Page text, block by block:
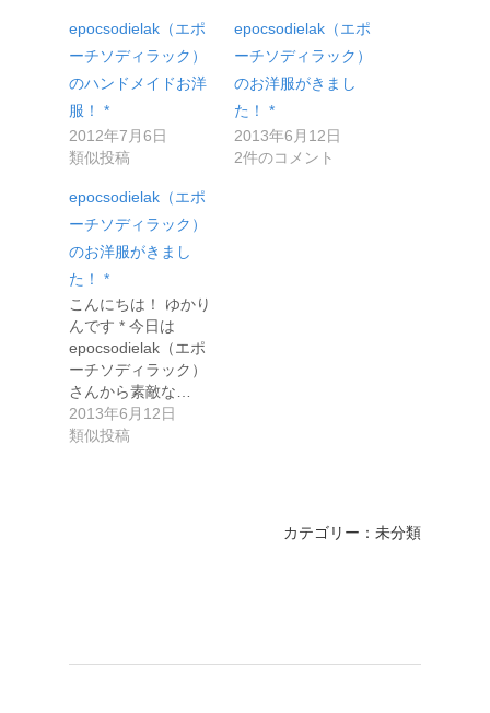
epocsodielak（エポ
ーチソディラック）
のハンドメイドお洋
服！ *
2012年7月6日
類似投稿
epocsodielak（エポ
ーチソディラック）
のお洋服がきまし
た！ *
2013年6月12日
2件のコメント
epocsodielak（エポ
ーチソディラック）
のお洋服がきまし
た！ *
こんにちは！ ゆかり
んです * 今日は
epocsodielak（エポ
ーチソディラック）
さんから素敵な…
2013年6月12日
類似投稿
カテゴリー：未分類